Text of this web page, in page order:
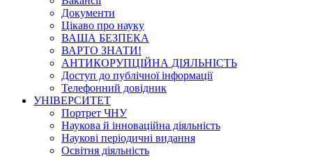
Документи
Цікаво про науку
ВАША БЕЗПЕКА
ВАРТО ЗНАТИ!
АНТИКОРУПЦІЙНА ДІЯЛЬНІСТЬ
Доступ до публічної інформації
Телефонний довідник
УНІВЕРСИТЕТ
Портрет ЧНУ
Наукова й інноваційна діяльність
Наукові періодичні видання
Освітня діяльність